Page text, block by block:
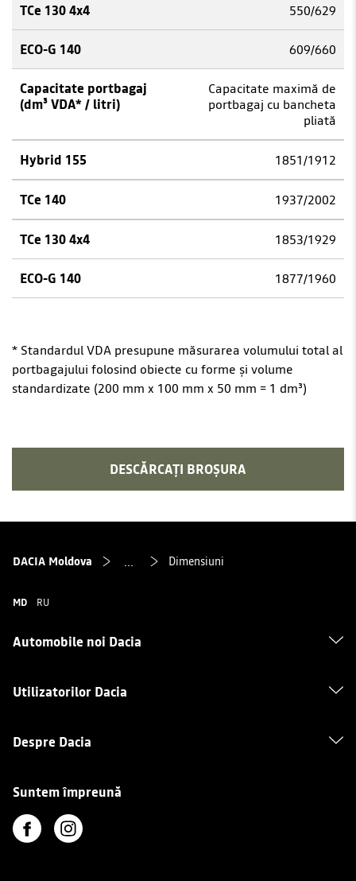
550/629
609/660
Capacitate maximă de
portbagaj cu bancheta
pliată
1851/1912
1937/2002
1853/1929
1877/1960
* Standardul VDA presupune măsurarea volumului total al
portbagajului folosind obiecte cu forme și volume
standardizate (200 mm x 100 mm x 50 mm = 1 dm³)
DESCĂRCAȚI BROȘURA